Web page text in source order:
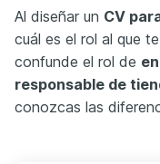
Al diseñar un CV
cuál es el rol al que
confunde el rol de
responsable de
conozcas las